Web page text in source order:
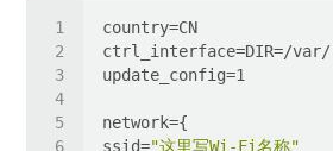
ssid="这里写Wi-Fi名称"